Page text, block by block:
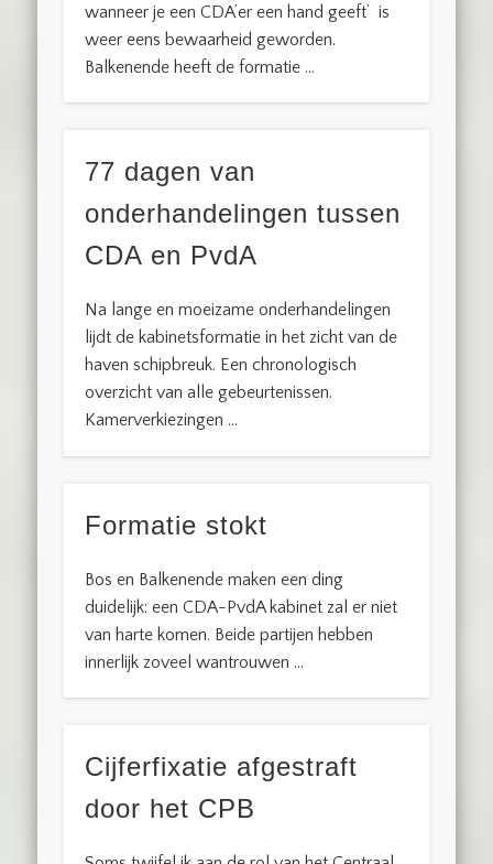
wanneer je een CDA’er een hand geeft’ is
weer eens bewaarheid geworden.
Balkenende heeft de formatie …
77 dagen van
onderhandelingen tussen
CDA en PvdA
Na lange en moeizame onderhandelingen
lijdt de kabinetsformatie in het zicht van de
haven schipbreuk. Een chronologisch
overzicht van alle gebeurtenissen.
Kamerverkiezingen …
Formatie stokt
Bos en Balkenende maken een ding
duidelijk: een CDA-PvdA kabinet zal er niet
van harte komen. Beide partijen hebben
innerlijk zoveel wantrouwen …
Cijferfixatie afgestraft
door het CPB